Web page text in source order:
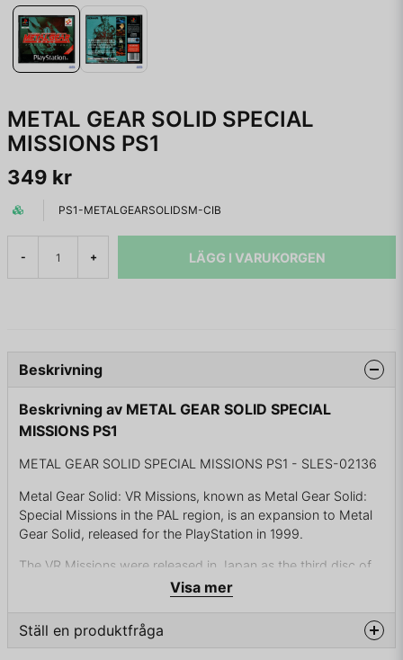
METAL GEAR SOLID SPECIAL
MISSIONS PS1
349 kr
PS1-METALGEARSOLIDSM-CIB
- + LÄGG I VARUKORGEN
Beskrivning
Beskrivning av METAL GEAR SOLID SPECIAL
MISSIONS PS1
METAL GEAR SOLID SPECIAL MISSIONS PS1 - SLES-02136
Metal Gear Solid: VR Missions, known as Metal Gear Solid:
Special Missions in the PAL region, is an expansion to Metal
Gear Solid, released for the PlayStation in 1999.
The VR Missions were released in Japan as the third disc of
Metal Gear Solid: Integral, an expanded version of the
additions made for the original Western release.
Visa mer
Ställ en produktfråga